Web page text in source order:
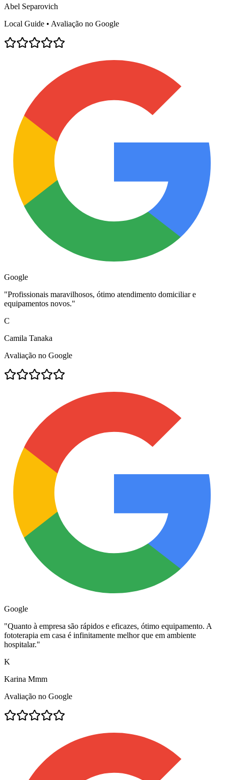
Abel Separovich
Local Guide • Avaliação no Google
Google
"Profissionais maravilhosos, ótimo atendimento domiciliar e
equipamentos novos."
C
Camila Tanaka
Avaliação no Google
Google
"Quanto à empresa são rápidos e eficazes, ótimo equipamento. A
fototerapia em casa é infinitamente melhor que em ambiente
hospitalar."
K
Karina Mmm
Avaliação no Google